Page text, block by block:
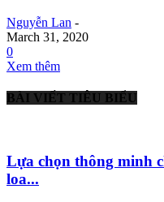
Nguyễn Lan -
March 31, 2020
0
Xem thêm
BÀI VIẾT TIÊU BIỂU
Lựa chọn thông minh
loa...